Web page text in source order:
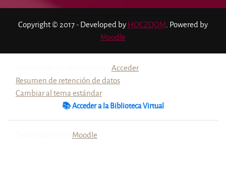
Copyright © 2017 - Developed byHOCZOOM. Powered by
Moodle
Acceder)
Resumen de retención de datos
Cambiar al tema estándar
📚 Acceder a la Biblioteca Virtual
Moodle